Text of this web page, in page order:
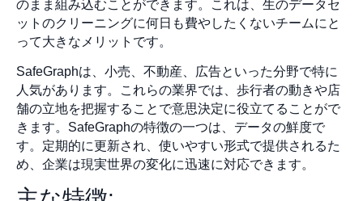
のまま組み込むことができます。これは、生のデータセ
ットのクリーニングに何日も費やしたくないチームにと
って大きなメリットです。
SafeGraphは、小売、不動産、広告といった分野で特に
人気があります。これらの業界では、歩行者の動きや店
舗の立地を把握することで意思決定に役立てることがで
きます。SafeGraphの特徴の一つは、データの鮮度で
す。定期的に更新され、使いやすい形式で提供されるた
め、企業は現実世界の変化に迅速に対応できます。